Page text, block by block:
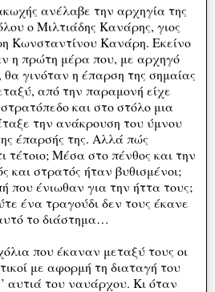
ανέλαβε την αρχηγία της
ο Μιλτιάδης Κανάρης, γιος
Κωνσταντίνου Κανάρη. Εκείνο
η πρώτη μέρα που, με αρχηγό
γινόταν η έπαρση της σημαίας
από την παραμονή είχε
και στο στόλο μια
την ανάκρουση του ύμνου
έπαρσής της. Αλλά πώς
τέτοιο; Μέσα στο πένθος και την
και στρατός ήταν βυθισμένοι;
που ένιωθαν για την ήττα τους;
ένα τραγούδι δεν τους έκανε
το διάστημα…
που έκαναν μεταξύ τους οι
με αφορμή τη διαταγή του
του ναυάρχου. Κι όταν